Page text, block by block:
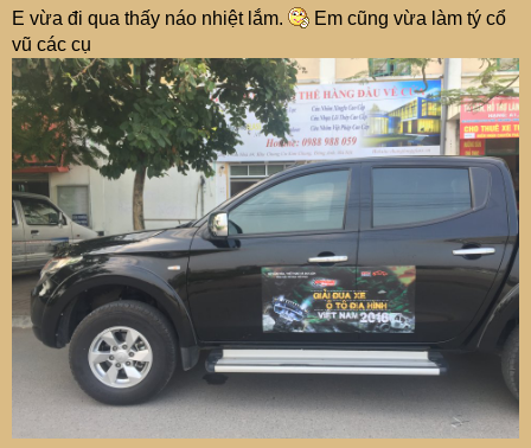
E vừa đi qua thấy náo nhiệt lắm.
Em cũng vừa làm tý cổ
vũ các cụ